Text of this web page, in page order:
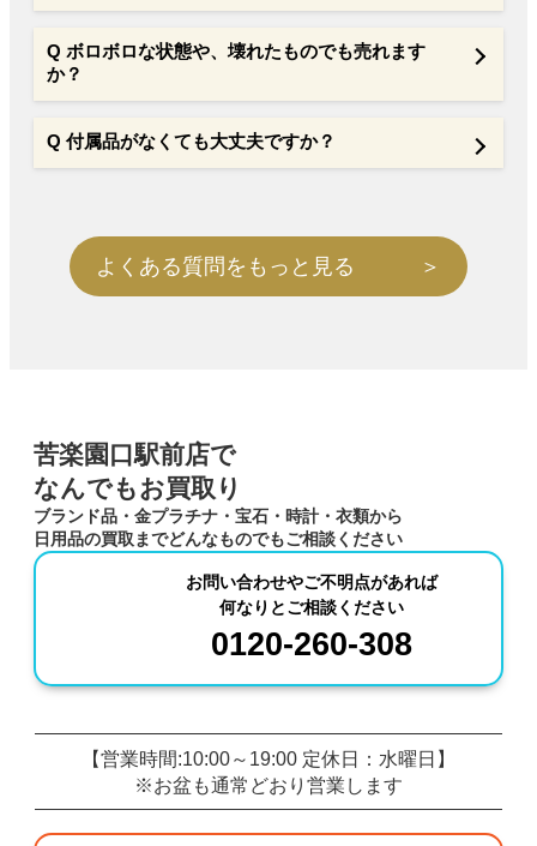
Q ボロボロな状態や、壊れたものでも売れます
か？
Q 付属品がなくても大丈夫ですか？
よくある質問をもっと見る ＞
苦楽園口駅前店で
なんでもお買取り
ブランド品・金プラチナ・宝石・時計・衣類から
日用品の買取までどんなものでもご相談ください
お問い合わせやご不明 点があれば
何なりとご相談ください
0120-260-308
【営業時間:10:00～19:00 定休日：水曜日】
※お盆も通常どおり営業します